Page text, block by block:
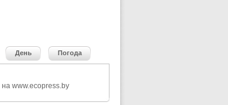
День Погода